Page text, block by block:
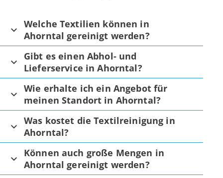
Welche Textilien können in
Ahorntal gereinigt werden?
Gibt es einen Abhol- und
Lieferservice in Ahorntal?
Wie erhalte ich ein Angebot für
meinen Standort in Ahorntal?
Was kostet die Textilreinigung in
Ahorntal?
Können auch große Mengen in
Ahorntal gereinigt werden?